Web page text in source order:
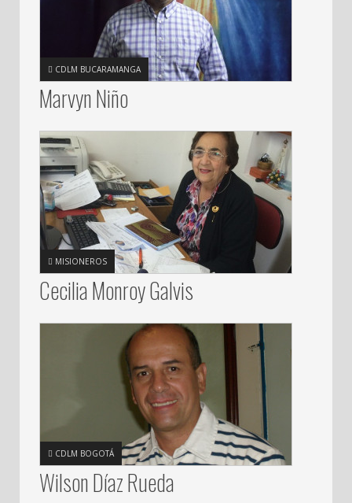
CDLM BUCARAMANGA
Marvyn Niño
MISIONEROS
Cecilia Monroy Galvis
CDLM BOGOTÁ
Wilson Díaz Rueda